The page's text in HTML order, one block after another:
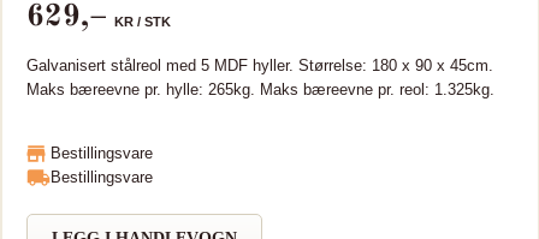
629,– KR / STK
Galvanisert stålreol med 5 MDF hyller. Størrelse: 180 x 90 x 45cm.
Maks bæreevne pr. hylle: 265kg. Maks bæreevne pr. reol: 1.325kg.
Bestillingsvare
Bestillingsvare